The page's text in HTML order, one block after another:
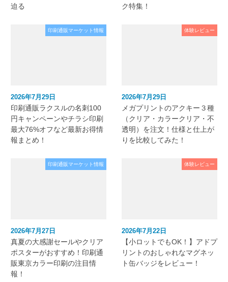
迫る
ク特集！
印刷通販マーケット情報
2026年7月29日
印刷通販ラクスルの名刺100
円キャンペーンやチラシ印刷
最大76%オフなど最新お得情
報まとめ！
体験レビュー
2026年7月29日
メガプリントのアクキー３種
（クリア・カラークリア・不
透明）を注文！仕様と仕上が
りを比較してみた！
印刷通販マーケット情報
2026年7月27日
真夏の大感謝セールやクリア
ポスターがおすすめ！印刷通
販東京カラー印刷の注目情
報！
体験レビュー
2026年7月22日
【小ロットでもOK！】アドプ
リントのおしゃれなマグネッ
ト缶バッジをレビュー！